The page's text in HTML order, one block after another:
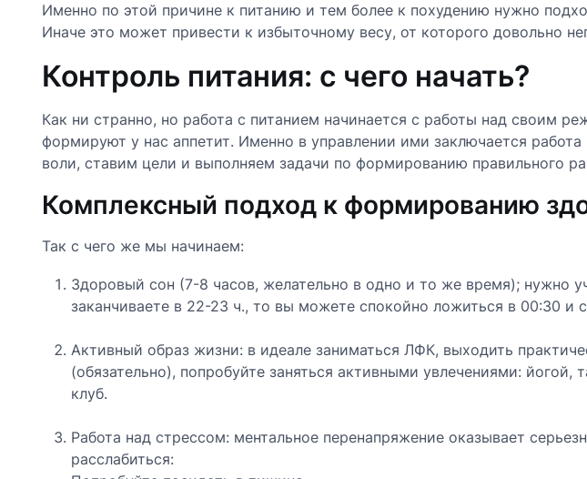
Именно по этой причине к питанию и тем более к похудению нужно
Иначе это может привести к избыточному весу, от которого довольно
Контроль питания: с чего начать?
Как ни странно, но работа с питанием начинается с работы над своим
формируют у нас аппетит. Именно в управлении ими заключается
воли, ставим цели и выполняем задачи по формированию правильного
Комплексный подход к формированию
Так с чего же мы начинаем:
Здоровый сон (7-8 часов, желательно в одно и то же время); нужно
заканчиваете в 22-23 ч., то вы можете спокойно ложиться в 00:30 и
Активный образ жизни: в идеале заниматься ЛФК, выходить
(обязательно), попробуйте заняться активными увлечениями:
клуб.
Работа над стрессом: ментальное перенапряжение оказывает
расслабиться: